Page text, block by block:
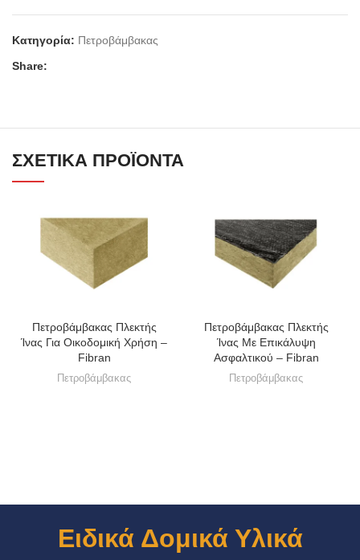
Κατηγορία: Πετροβάμβακας
Share:
ΣΧΕΤΙΚΆ ΠΡΟΪΌΝΤΑ
Πετροβάμβακας Πλεκτής
Ίνας Για Οικοδομική Χρήση –
Fibran
Πετροβάμβακας
Πετροβάμβακας Πλεκτής
Ίνας Με Επικάλυψη
Ασφαλτικού – Fibran
Πετροβάμβακας
Ειδικά Δομικά Υλικά